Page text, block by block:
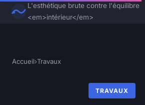
L'esthétique brute contre l'équilibre
<em>intérieur</em>
Accueil›Travaux
TRAVAUX